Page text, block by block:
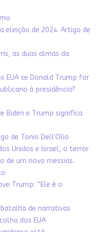
eleição de 2024. Artigo de
as duas almas da
EUA se Donald Trump for
à presidência?
Biden e Trump significa
de Tonio Dell'Olio
Unidos e Israel, o terror
de um novo messias.
Trump: “Ele é o
de narrativas
dos EUA